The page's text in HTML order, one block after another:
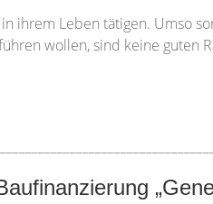
ihrem Leben tätigen. Umso
wollen, sind keine guten